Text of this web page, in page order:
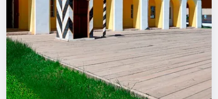
Артисты
Рейтинги